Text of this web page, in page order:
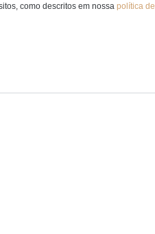
como descritos em nossapolítica de